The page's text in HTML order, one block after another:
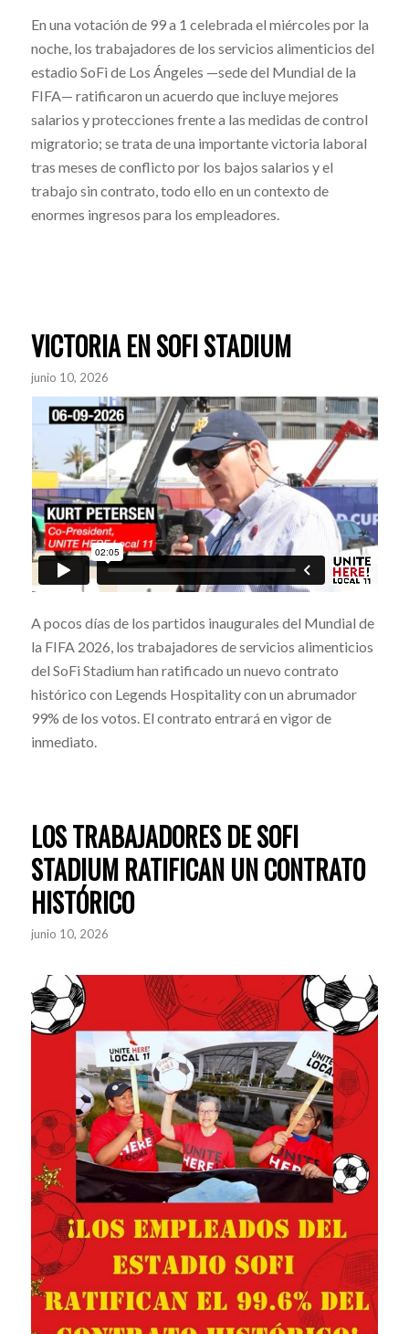
En una votación de 99 a 1 celebrada el miércoles por la
noche, los trabajadores de los servicios alimenticios del
estadio SoFi de Los Ángeles —sede del Mundial de la
FIFA— ratificaron un acuerdo que incluye mejores
salarios y protecciones frente a las medidas de control
migratorio; se trata de una importante victoria laboral
tras meses de conflicto por los bajos salarios y el
trabajo sin contrato, todo ello en un contexto de
enormes ingresos para los empleadores.
VICTORIA EN SOFI STADIUM
junio 10, 2026
A pocos días de los partidos inaugurales del Mundial de
la FIFA 2026, los trabajadores de servicios alimenticios
del SoFi Stadium han ratificado un nuevo contrato
histórico con Legends Hospitality con un abrumador
99% de los votos. El contrato entrará en vigor de
inmediato.
LOS TRABAJADORES DE SOFI
STADIUM RATIFICAN UN CONTRATO
HISTÓRICO
junio 10, 2026